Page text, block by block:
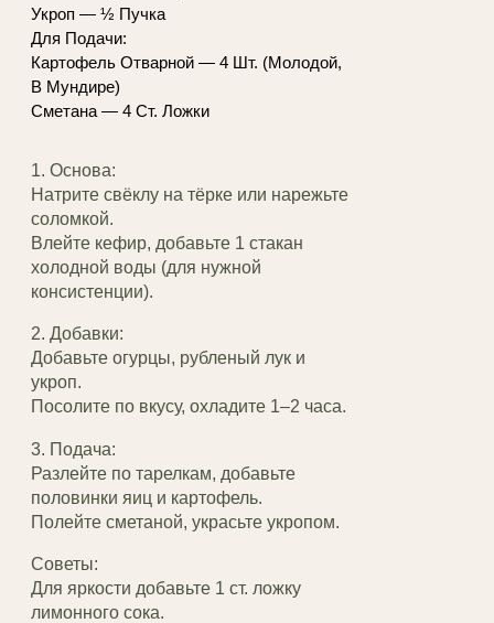
Укроп — ½ Пучка
Для Подачи:
Картофель Отварной — 4 Шт. (Молодой,
В Мундире)
Сметана — 4 Ст. Ложки
1. Основа:
Натрите свёклу на тёрке или нарежьте
соломкой.
Влейте кефир, добавьте 1 стакан
холодной воды (для нужной
консистенции).
2. Добавки:
Добавьте огурцы, рубленый лук и
укроп.
Посолите по вкусу, охладите 1–2 часа.
3. Подача:
Разлейте по тарелкам, добавьте
половинки яиц и картофель.
Полейте сметаной, украсьте укропом.
Советы:
Для яркости добавьте 1 ст. ложку
лимонного сока.